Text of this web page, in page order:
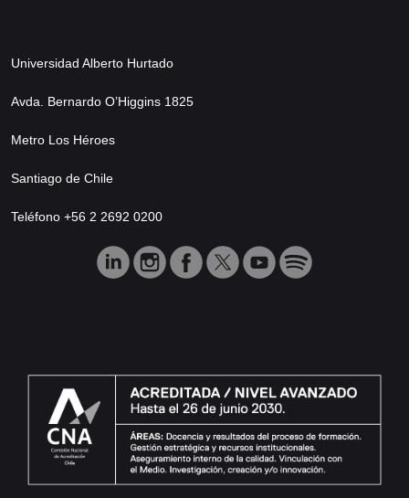
Universidad Alberto Hurtado
Avda. Bernardo O’Higgins 1825
Metro Los Héroes
Santiago de Chile
Teléfono +56 2 2692 0200